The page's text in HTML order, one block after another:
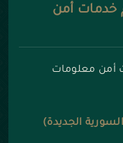
خدمات أمن
أمن معلومات
الجديدة)